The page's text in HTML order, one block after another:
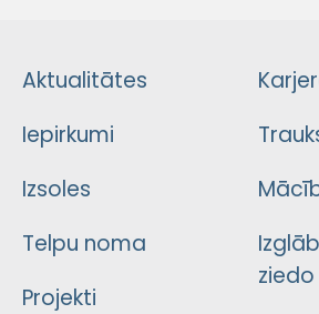
Aktualitātes
Iepirkumi
Izsoles
Telpu noma
Projekti
ziedo